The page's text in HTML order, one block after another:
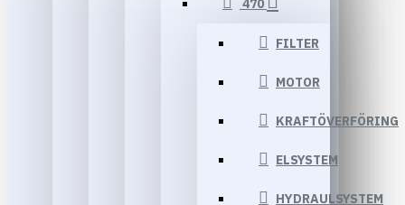
470
FILTER
MOTOR
KRAFTÖVERFÖRING
ELSYSTEM
HYDRAULSYSTEM